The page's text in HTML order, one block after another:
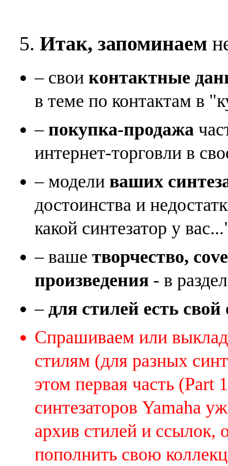
5. Итак, запоминаем
– свои контактные
в теме по контактам в
– покупка-продажа
интернет-торговли в
– модели ваших
достоинства и
какой синтезатор у
– ваше творчество,
произведения - в
–для стилей есть
Спрашиваем или
стилям (для разных
этом первая часть
синтезаторов Yamaha
архив стилей и ссылок,
пополнить свою